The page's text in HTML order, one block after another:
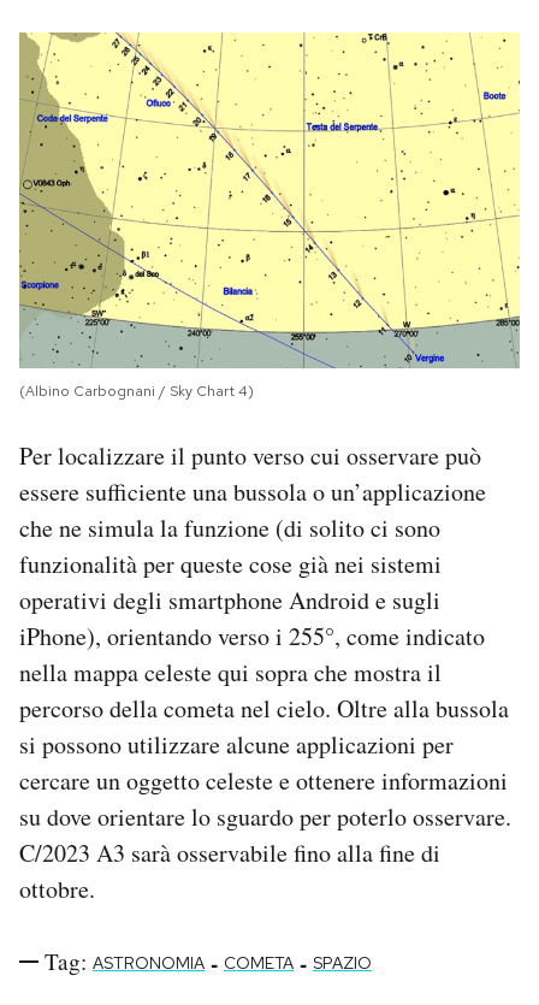
(Albino Carbognani / Sky Chart 4)
Per localizzare il punto verso cui osservare può
essere sufficiente una bussola o un’applicazione
che ne simula la funzione (di solito ci sono
funzionalità per queste cose già nei sistemi
operativi degli smartphone Android e sugli
iPhone), orientando verso i 255°, come indicato
nella mappa celeste qui sopra che mostra il
percorso della cometa nel cielo. Oltre alla bussola
si possono utilizzare alcune applicazioni per
cercare un oggetto celeste e ottenere informazioni
su dove orientare lo sguardo per poterlo osservare.
C/2023 A3 sarà osservabile fino alla fine di
ottobre.
Tag: ASTRONOMIA - COMETA - SPAZIO